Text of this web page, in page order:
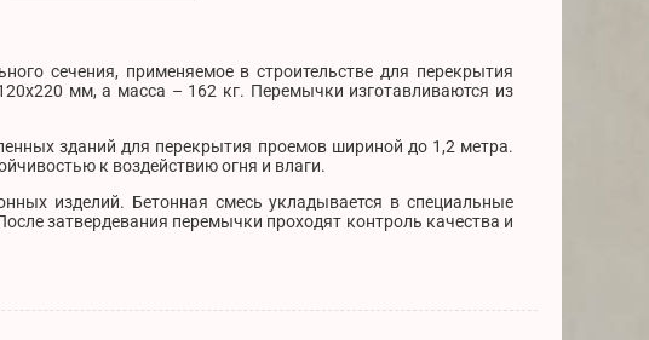
сечения, применяемое в строительстве для перекрытия
мм, а масса – 162 кг. Перемычки изготавливаются из
зданий для перекрытия проемов шириной до 1,2 метра.
к воздействию огня и влаги.
изделий. Бетонная смесь укладывается в специальные
затвердевания перемычки проходят контроль качества и